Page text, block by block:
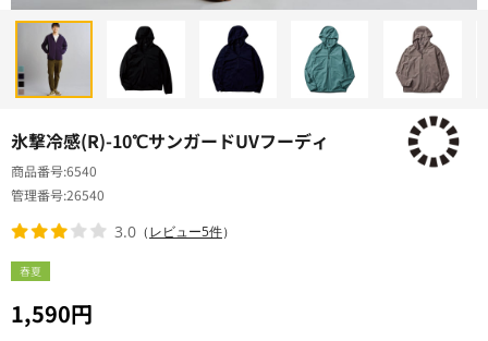
氷撃冷感(R)-10℃サンガードUVフーディ
春夏
1,590円
商品番号6540
管理番号26540
3.0 （レビュー5件）